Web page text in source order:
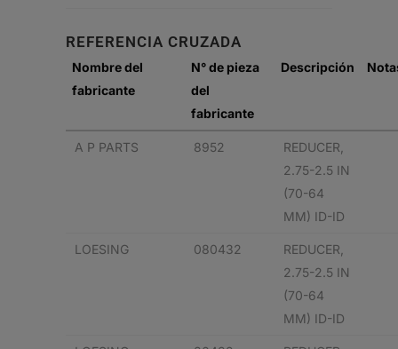
REFERENCIA CRUZADA
Nombre del
fabricante
N° de pieza
del
fabricante
Descripción
A P PARTS 8952
REDUCER,
2.75-2.5 IN
(70-64
MM) ID-ID
LOESING 080432
REDUCER,
2.75-2.5 IN
(70-64
MM) ID-ID